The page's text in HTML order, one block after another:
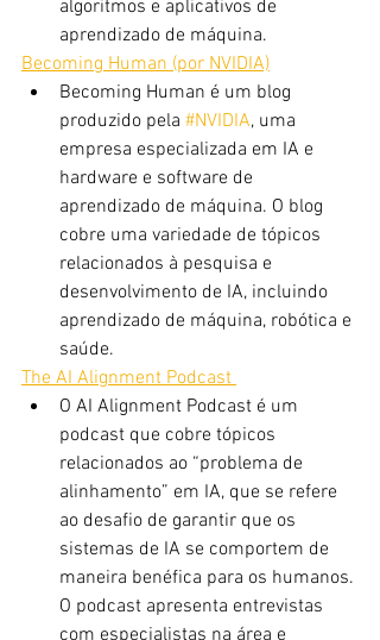
algoritmos e aplicativos de
aprendizado de máquina.
Becoming Human (por NVIDIA)
Becoming Human é um blog
produzido pela #NVIDIA, uma
empresa especializada em IA e
hardware e software de
aprendizado de máquina. O blog
cobre uma variedade de tópicos
relacionados à pesquisa e
desenvolvimento de IA, incluindo
aprendizado de máquina, robótica e
saúde.
The AI Alignment Podcast
O AI Alignment Podcast é um
podcast que cobre tópicos
relacionados ao “problema de
alinhamento” em IA, que se refere
ao desafio de garantir que os
sistemas de IA se comportem de
maneira benéfica para os humanos.
O podcast apresenta entrevistas
com especialistas na área e